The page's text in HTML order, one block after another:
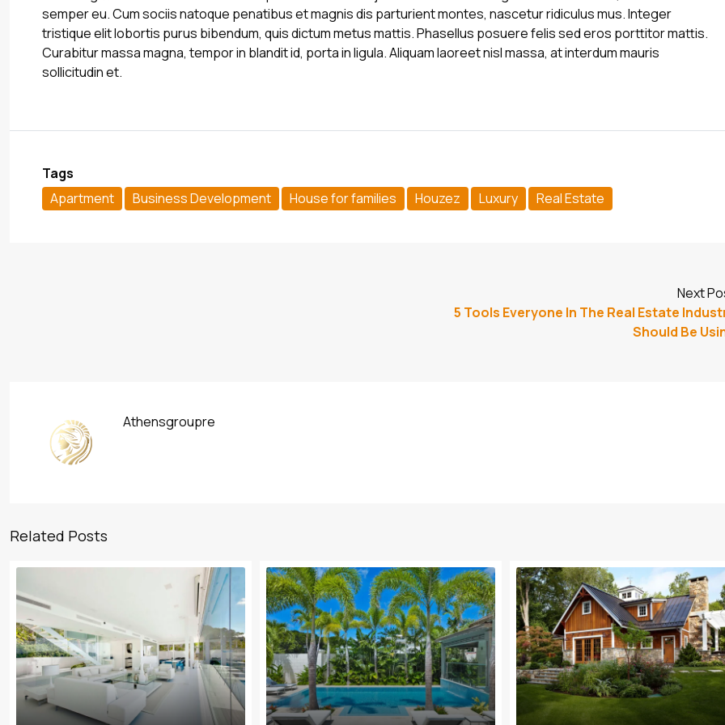
semper eu. Cum sociis natoque penatibus et magnis dis parturient montes, nascetur ridiculus mus. Integer
tristique elit lobortis purus bibendum, quis dictum metus mattis. Phasellus posuere felis sed eros porttitor mattis.
Curabitur massa magna, tempor in blandit id, porta in ligula. Aliquam laoreet nisl massa, at interdum mauris
sollicitudin et.
Tags
Apartment
Business Development House for families Houzez Luxury Real Estate
Next
5 Tools Everyone In The Real Estate
Should Be
Athensgroupre
Related Posts